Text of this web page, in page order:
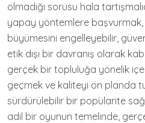
olmadığı sorusu hala
yapay yöntemlere başvurmak,
büyümesini engelleyebilir,
etik dışı bir davranış olarak
gerçek bir topluluğa yönelik
geçmek ve kaliteyi ön planda
sürdürülebilir bir popülarite
adil bir oyunun temelinde,